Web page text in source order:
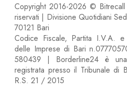
Copyright 2016-2026 ©
riservati | Divisione Quotidiani
70121 Bari
Codice Fiscale, Partita I.V.A.
delle Imprese di Bari
580439 | Borderline24 è una
registrata presso il Tribunale
R.S. 21 / 2015